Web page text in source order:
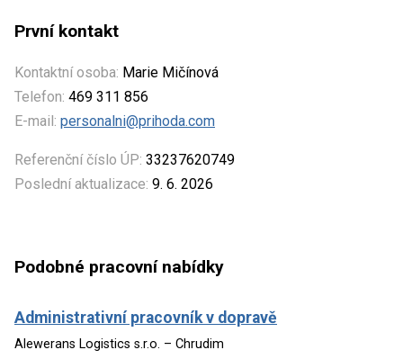
První kontakt
Kontaktní osoba: Marie Mičínová
Telefon: 469 311 856
E-mail: personalni@prihoda.com
Referenční číslo ÚP: 33237620749
Poslední aktualizace: 9. 6. 2026
Podobné pracovní nabídky
Administrativní pracovník v dopravě
Alewerans Logistics s.r.o. – Chrudim